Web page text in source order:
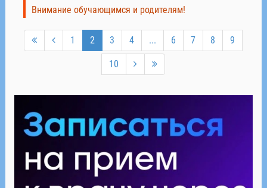
Внимание обучающимся и родителям!
1 2 3 4 ... 6 7 8 9
10